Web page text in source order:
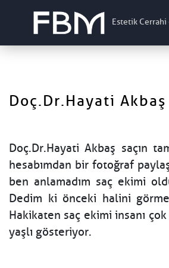
Estetik Cerrahi
Doç.Dr.Hayati
Doç.Dr.Hayati Akbaş saçın
hesabımdan bir fotoğraf
ben anlamadım saç ekimi
Dedim ki önceki halini
Hakikaten saç ekimi insanı
yaşlı gösteriyor.